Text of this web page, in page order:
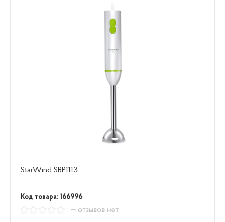
StarWind SBP1113
Код товара: 166996
— отзывов нет